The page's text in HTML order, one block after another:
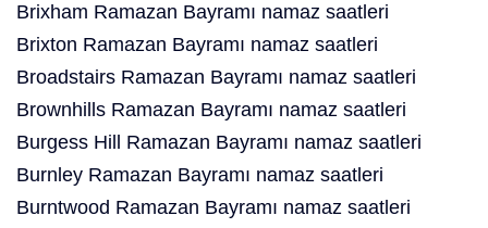
Brixham Ramazan Bayramı namaz saatleri
Brixton Ramazan Bayramı namaz saatleri
Broadstairs Ramazan Bayramı namaz saatleri
Brownhills Ramazan Bayramı namaz saatleri
Burgess Hill Ramazan Bayramı namaz saatleri
Burnley Ramazan Bayramı namaz saatleri
Burntwood Ramazan Bayramı namaz saatleri